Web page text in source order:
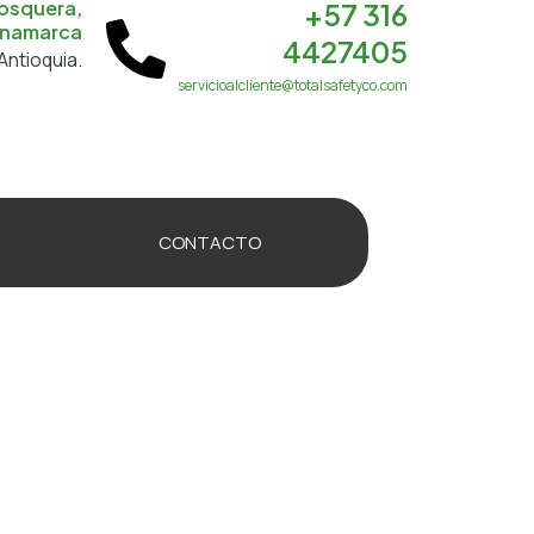
+57 316
4427405
servicioalcliente@totalsafetyco.com
CONTACTO